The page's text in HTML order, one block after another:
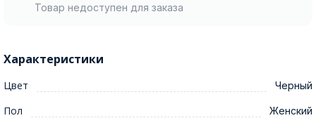
Товар недоступен для заказа
Характеристики
Цвет Черный
Пол Женский